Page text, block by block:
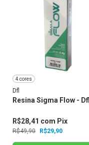
4 cores
Dfl
Resina Sigma Flow - Dfl
R$49,90 R$29,90
R$28,41 com Pix